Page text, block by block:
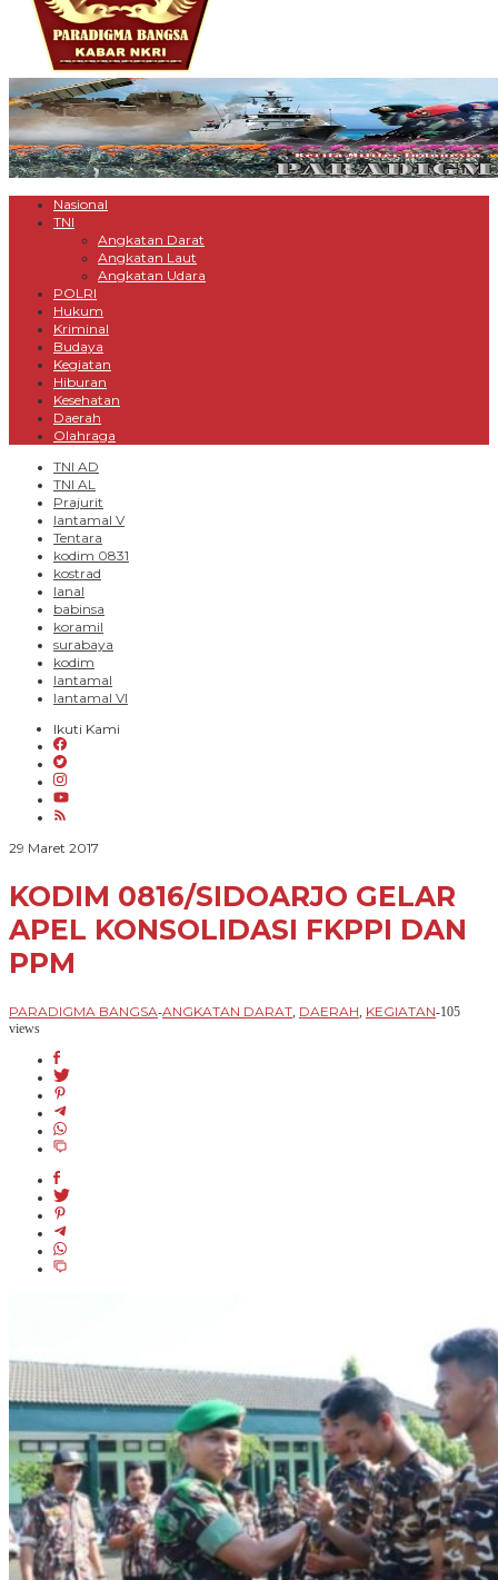
Nasional
TNI
Angkatan Darat
Angkatan Laut
Angkatan Udara
POLRI
Hukum
Kriminal
Budaya
Kegiatan
Hiburan
Kesehatan
Daerah
Olahraga
TNI AD
TNI AL
Prajurit
lantamal V
Tentara
kodim 0831
kostrad
lanal
babinsa
koramil
surabaya
kodim
lantamal
lantamal VI
Ikuti Kami
29 Maret 2017
KODIM 0816/SIDOARJO GELAR
APEL KONSOLIDASI FKPPI DAN
PPM
PARADIGMA BANGSA-ANGKATAN DARAT, DAERAH, KEGIATAN-105
views